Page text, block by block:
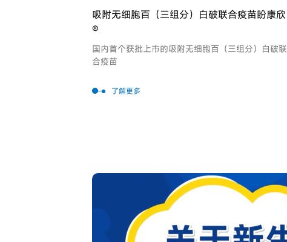
吸附无细胞百（三组分）白破联合疫苗盼康欣
®
国内首个获批上市的吸附无细胞百（三组分）白破联
合疫苗
了解更多